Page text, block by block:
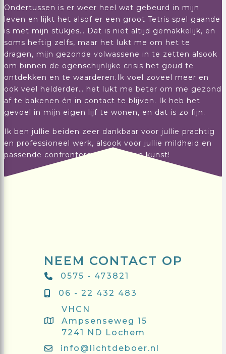
Ondertussen is er weer heel wat gebeurd in mijn
leven en lijkt het alsof er een groot Tetris spel gaande
is met mijn stukjes… Dat is niet altijd gemakkelijk, en
soms heftig zelfs, maar het lukt me om het te
dragen, mijn gezonde volwassene in te zetten alsook
om binnen de ogenschijnlijke crisis het goud te
ontdekken en te waarderen.Ik voel zoveel meer en
ook veel helderder… het lukt me beter om me gezond
af te bakenen én in contact te blijven. Ik heb het
gevoel in mijn eigen lijf te wonen, en dat is zo fijn.
Ik ben jullie beiden zeer dankbaar voor jullie prachtig
en professioneel werk, alsook voor jullie mildheid en
passende confronterende stijl. Een kunst!
NEEM CONTACT OP
0575 - 473821
06 - 22 432 483
VHCN
Ampsenseweg 15
7241 ND Lochem
info@lichtdeboer.nl